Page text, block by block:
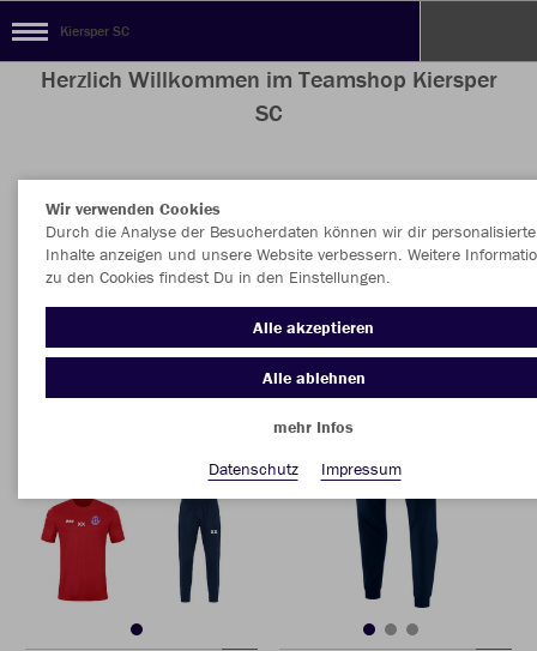
Kiersper SC
Herzlich Willkommen im Teamshop Kiersper
SC
Nachhaltig Farbe
Wir verwenden Cookies
Durch die Analyse der Besucherdaten können wir dir personalisierte
Inhalte anzeigen und unsere Website verbessern. Weitere
zu den Cookies findest Du in den Einstellungen.
Alle akzeptieren
Alle ablehnen
mehr Infos
Datenschutz
Impressum